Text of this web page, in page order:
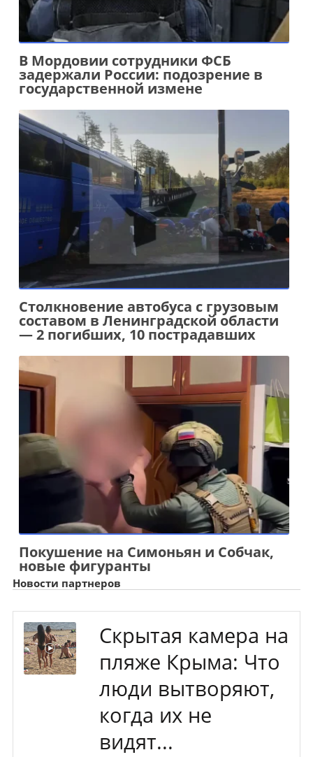
В Мордовии сотрудники ФСБ
задержали России: подозрение в
государственной измене
Столкновение автобуса с грузовым
составом в Ленинградской области
— 2 погибших, 10 пострадавших
Покушение на Симоньян и Собчак,
новые фигуранты
Новости партнеров
Скрытая камера на
пляже Крыма: Что
люди вытворяют,
когда их не
видят...